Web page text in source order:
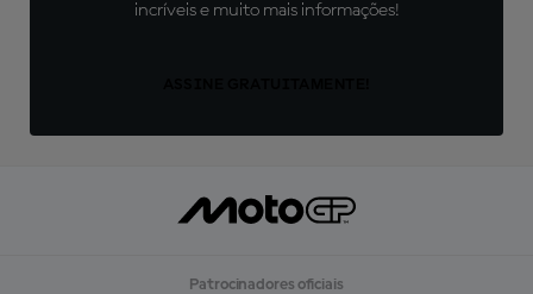
incríveis e muito mais informações!
Patrocinadores oficiais